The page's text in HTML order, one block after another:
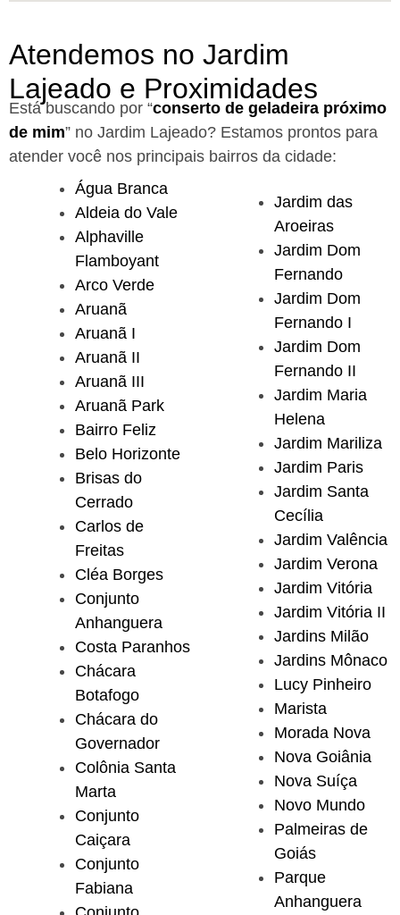
Atendemos no Jardim
Lajeado e Proximidades
Está buscando por “conserto de geladeira próximo
de mim” no Jardim Lajeado? Estamos prontos para
atender você nos principais bairros da cidade:
Água Branca
Aldeia do Vale
Alphaville
Flamboyant
Arco Verde
Aruanã
Aruanã I
Aruanã II
Aruanã III
Aruanã Park
Bairro Feliz
Belo Horizonte
Brisas do
Cerrado
Carlos de
Freitas
Cléa Borges
Conjunto
Anhanguera
Costa Paranhos
Chácara
Botafogo
Chácara do
Governador
Colônia Santa
Marta
Conjunto
Caiçara
Conjunto
Fabiana
Jardim das
Aroeiras
Jardim Dom
Fernando
Jardim Dom
Fernando I
Jardim Dom
Fernando II
Jardim Maria
Helena
Jardim Mariliza
Jardim Paris
Jardim Santa
Cecília
Jardim Valência
Jardim Verona
Jardim Vitória
Jardim Vitória II
Jardins Milão
Jardins Mônaco
Lucy Pinheiro
Marista
Morada Nova
Nova Goiânia
Nova Suíça
Novo Mundo
Palmeiras de
Goiás
Parque
Anhanguera